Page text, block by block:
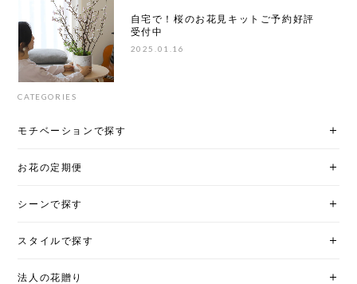
自宅で！桜のお花見キットご予約好評
受付中
2025.01.16
CATEGORIES
モチベーションで探す
お花の定期便
シーンで探す
スタイルで探す
法人の花贈り